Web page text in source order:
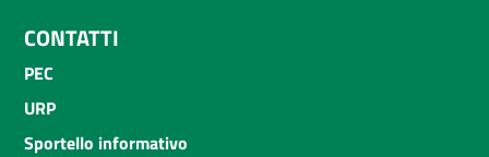
CONTATTI
PEC
URP
Sportello informativo